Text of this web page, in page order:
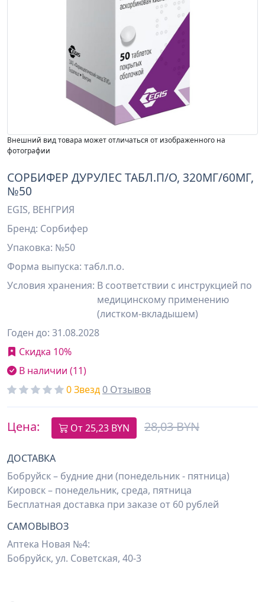
Внешний вид товара может отличаться от изображенного на
фотографии
СОРБИФЕР ДУРУЛЕС ТАБЛ.П/О, 320МГ/60МГ,
№50
EGIS, ВЕНГРИЯ
Бренд: Сорбифер
Упаковка: №50
Форма выпуска: табл.п.о.
Условия хранения: В соответствии с инструкцией по
медицинскому применению
(листком-вкладышем)
Годен до: 31.08.2028
Скидка 10%
В наличии (11)
0 Звезд0 Отзывов
Цена: От25,23 BYN 28,03 BYN
ДОСТАВКА
Бобруйск – будние дни (понедельник - пятница)
Кировск – понедельник, среда, пятница
Бесплатная доставка при заказе от 60 рублей
САМОВЫВОЗ
Аптека Новая №4:
Бобруйск, ул. Советская, 40-3